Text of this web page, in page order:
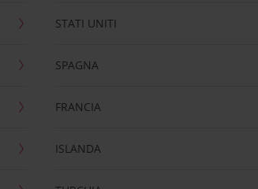
STATI UNITI
SPAGNA
FRANCIA
ISLANDA